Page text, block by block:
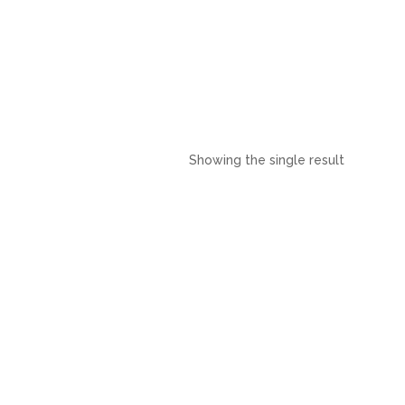
Showing the single result